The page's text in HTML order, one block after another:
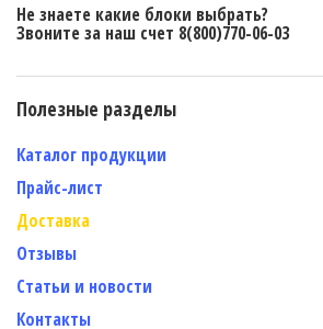
Не знаете какие блоки выбрать?
Звоните за наш счет 8(800)770-06-03
Полезные разделы
Каталог продукции
Прайс-лист
Доставка
Отзывы
Статьи и новости
Контакты